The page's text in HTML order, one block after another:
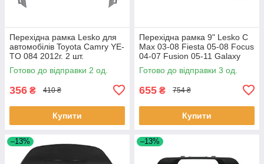
Перехідна рамка Lesko для
автомобілів Toyota Camry YE-
TO 084 2012г. 2 шт.
Готово до відправки 2 од.
356 ₴ 410 ₴
Купити
Перехідна рамка 9" Lesko C
Max 03-08 Fiesta 05-08 Focus
04-07 Fusion 05-11 Galaxy
06-08 Kuga 08-12 1 шт.
Готово до відправки 3 од.
655 ₴ 754 ₴
Купити
–13% –13%